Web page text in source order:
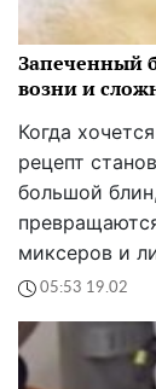
Запеченный
возни и
Когда
рецепт
большой
миксеров и
05:53 19.02